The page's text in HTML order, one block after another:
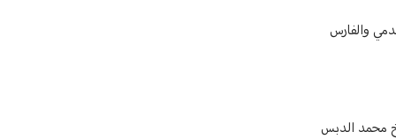
والفارس
محمد الدبس